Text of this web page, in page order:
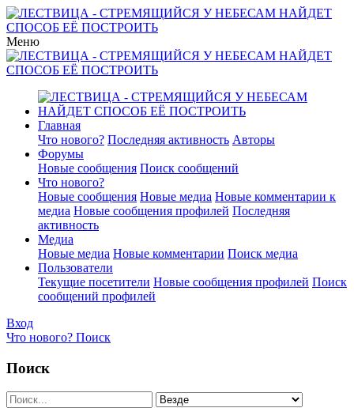
Меню
Главная
Что нового? Последняя активность Авторы
Форумы
Новые сообщения Поиск сообщений
Что нового?
Новые сообщения Новые медиа Новые комментарии к
медиа Новые сообщения профилей Последняя
активность
Медиа
Новые медиа Новые комментарии Поиск медиа
Пользователи
Текущие посетители Новые сообщения профилей Поиск
сообщений профилей
Вход
Что нового? Поиск
Поиск